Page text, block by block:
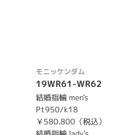
モニッケンダム
19WR61-WR62
結婚指輪 men's
Pt950/k18
￥580.800（税込）